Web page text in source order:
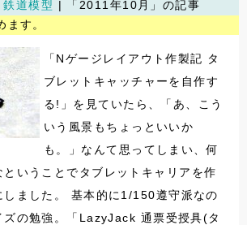
鉄道模型
| 「2011年10月」の記事
ます。
「Nゲージレイアウト作製記 タ
ブレットキャッチャーを自作す
る!」を見ていたら、「あ、こう
いう風景もちょっといいか
も。」なんて思ってしまい、何
いうことでタブレットキャリアを作
しました。 基本的に1/150遵守派なの
ズの勉強。「LazyJack 通票受授具(タ